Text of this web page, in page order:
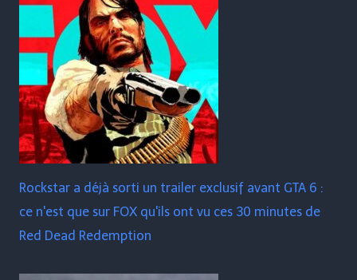
Rockstar a déjà sorti un trailer exclusif avant GTA 6 :
ce n'est que sur FOX qu'ils ont vu ces 30 minutes de
Red Dead Redemption